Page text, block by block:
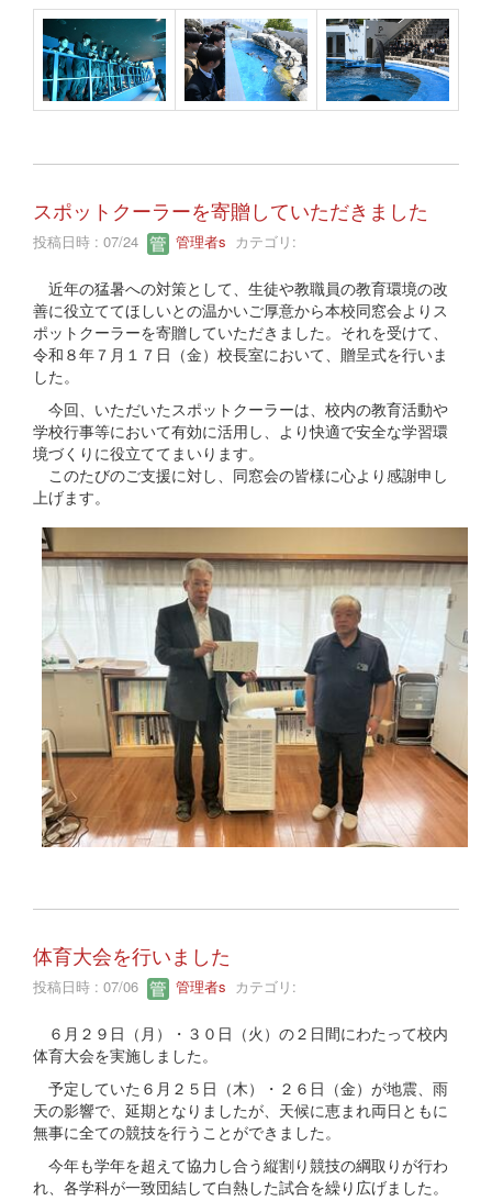
スポットクーラーを寄贈していただきました
投稿日時 : 07/24 管理者s カテゴリ:
近年の猛暑への対策として、生徒や教職員の教育環境の改
善に役立ててほしいとの温かいご厚意から本校同窓会よりス
ポットクーラーを寄贈していただきました。それを受けて、
令和８年７月１７日（金）校長室において、贈呈式を行いま
した。
今回、いただいたスポットクーラーは、校内の教育活動や
学校行事等において有効に活用し、より快適で安全な学習環
境づくりに役立ててまいります。
このたびのご支援に対し、同窓会の皆様に心より感謝申し
上げます。
体育大会を行いました
投稿日時 : 07/06 管理者s カテゴリ:
６月２９日（月）・３０日（火）の２日間にわたって校内
体育大会を実施しました。
予定していた６月２５日（木）・２６日（金）が地震、雨
天の影響で、延期となりましたが、天候に恵まれ両日ともに
無事に全ての競技を行うことができました。
今年も学年を超えて協力し合う縦割り競技の綱取りが行わ
れ、各学科が一致団結して白熱した試合を繰り広げました。